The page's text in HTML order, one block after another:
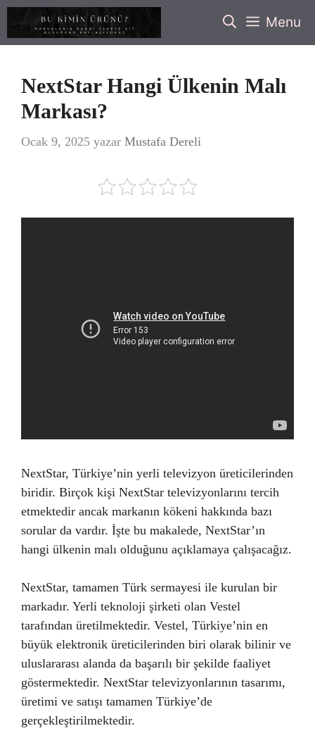
İçeriğe
Menu
NextStar Hangi Ülkenin Malı
Markası?
Ocak 9, 2025 yazar Mustafa Dereli
NextStar, Türkiye’nin yerli televizyon üreticilerinden
biridir. Birçok kişi NextStar televizyonlarını tercih
etmektedir ancak markanın kökeni hakkında bazı
sorular da vardır. İşte bu makalede, NextStar’ın
hangi ülkenin malı olduğunu açıklamaya çalışacağız.
NextStar, tamamen Türk sermayesi ile kurulan bir
markadır. Yerli teknoloji şirketi olan Vestel
tarafından üretilmektedir. Vestel, Türkiye’nin en
büyük elektronik üreticilerinden biri olarak bilinir ve
uluslararası alanda da başarılı bir şekilde faaliyet
göstermektedir. NextStar televizyonlarının tasarımı,
üretimi ve satışı tamamen Türkiye’de
gerçekleştirilmektedir.